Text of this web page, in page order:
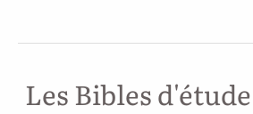
Les Bibles d'étude